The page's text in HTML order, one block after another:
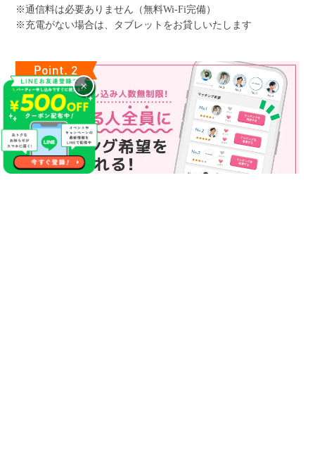
※通信料は必要ありません（無料Wi-Fi完備）
※充電がない場合は、タブレットをお貸しいたします
×